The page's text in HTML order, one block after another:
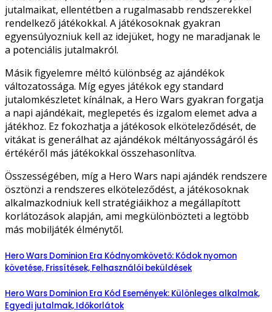
jutalmaikat, ellentétben a rugalmasabb rendszerekkel
rendelkező játékokkal. A játékosoknak gyakran
egyensúlyozniuk kell az idejüket, hogy ne maradjanak le
a potenciális jutalmakról.
Másik figyelemre méltó különbség az ajándékok
változatossága. Míg egyes játékok egy standard
jutalomkészletet kínálnak, a Hero Wars gyakran forgatja
a napi ajándékait, meglepetés és izgalom elemet adva a
játékhoz. Ez fokozhatja a játékosok elköteleződését, de
vitákat is generálhat az ajándékok méltányosságáról és
értékéről más játékokkal összehasonlítva.
Összességében, míg a Hero Wars napi ajándék rendszere
ösztönzi a rendszeres elköteleződést, a játékosoknak
alkalmazkodniuk kell stratégiáikhoz a megállapított
korlátozások alapján, ami megkülönbözteti a legtöbb
más mobiljáték élménytől.
Hero Wars Dominion Era Kódnyomkövető: Kódok nyomon
követése, Frissítések, Felhasználói beküldések
Hero Wars Dominion Era Kód Események: Különleges alkalmak,
Egyedi jutalmak, Időkorlátok